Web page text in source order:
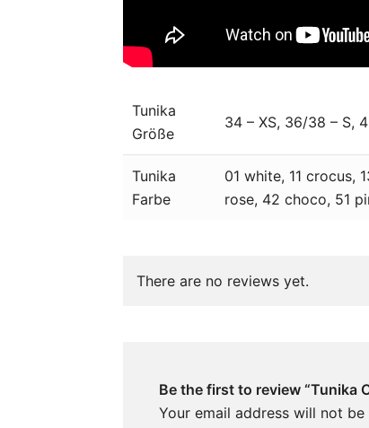
Tunika
Größe
34 – XS, 36/38 – S,
Tunika
Farbe
01 white, 11 crocus,
rose, 42 choco, 51
There are no reviews yet.
Be the first to review “Tunika
Your email address will not be